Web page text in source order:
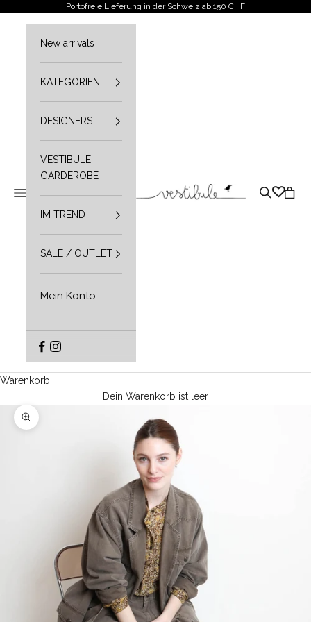
Zum Inhalt springenPortofreie Lieferung in der Schweiz ab 150 CHF
Vestibule
Navigationsmenü öffnen Suche
New arrivals
KATEGORIEN
DESIGNERS
VESTIBULE
GARDEROBE
IM TREND
SALE / OUTLET
Mein Konto
Warenkorb
Dein Warenkorb ist leer
Bild vergrößern